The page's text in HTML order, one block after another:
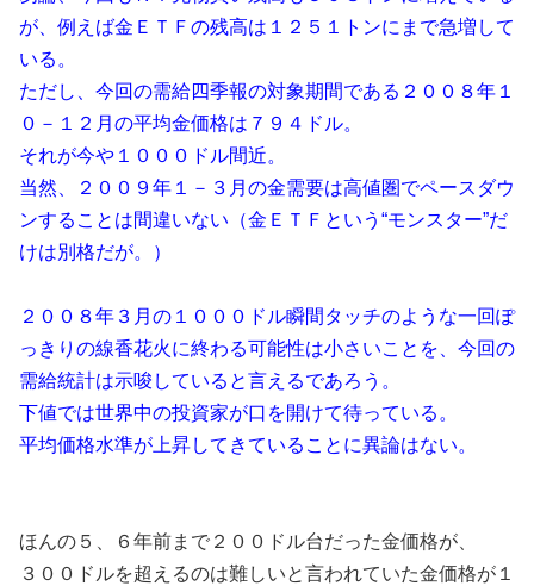
が、例えば金ＥＴＦの残高は１２５１トンにまで急増して
いる。
ただし、今回の需給四季報の対象期間である２００８年１
０－１２月の平均金価格は７９４ドル。
それが今や１０００ドル間近。
当然、２００９年１－３月の金需要は高値圏でペースダウ
ンすることは間違いない（金ＥＴＦという“モンスター”だ
けは別格だが。）
２００８年３月の１０００ドル瞬間タッチのような一回ぽ
っきりの線香花火に終わる可能性は小さいことを、今回の
需給統計は示唆していると言えるであろう。
下値では世界中の投資家が口を開けて待っている。
平均価格水準が上昇してきていることに異論はない。
ほんの５、６年前まで２００ドル台だった金価格が、
３００ドルを超えるのは難しいと言われていた金価格が１